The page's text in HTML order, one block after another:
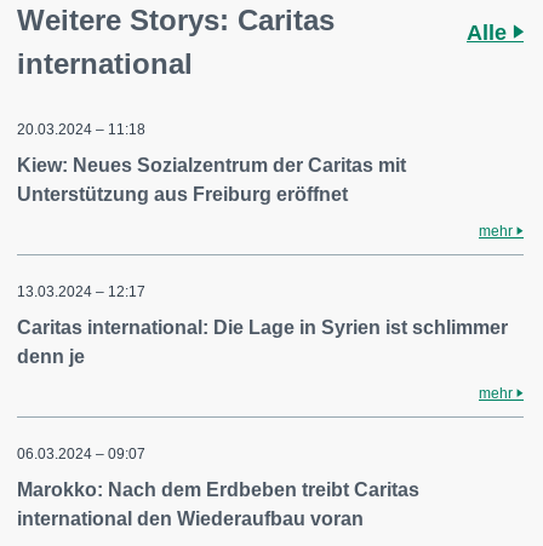
Weitere Storys: Caritas
international
Alle
20.03.2024 – 11:18
Kiew: Neues Sozialzentrum der Caritas mit
Unterstützung aus Freiburg eröffnet
mehr
13.03.2024 – 12:17
Caritas international: Die Lage in Syrien ist schlimmer
denn je
mehr
06.03.2024 – 09:07
Marokko: Nach dem Erdbeben treibt Caritas
international den Wiederaufbau voran